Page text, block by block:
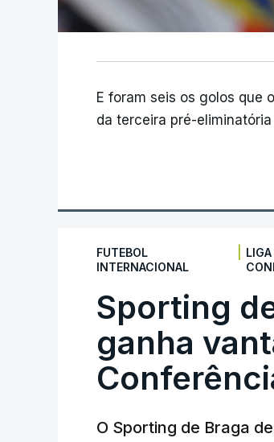
E foram seis os golos que
da terceira pré-
FUTEBOL
INTERNACIONAL
LIGA
Sporting
ganha
O Sporting de Braga